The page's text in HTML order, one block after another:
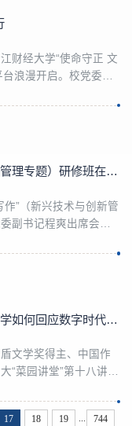
财经大学“使命守正 文
浪漫开启。校党委书
人才徐永明，相关职
伊始，一场别开生面
“学术研究与论文写作”（新兴技术与创新管理专题）研修班在我校举行
”（新兴技术与创新管
副书记程爽出席会议
家学者，围绕新兴技
，学校自建校以来，
茅盾文学奖得主格非做客“菜园讲堂”：文学如何回应数字时代的“新经验”挑战？
文学奖得主、中国作
“菜园讲堂”第十八讲暨
之中，共飨一场饱含
围炽热，思维火花频
17 18 19 ... 744